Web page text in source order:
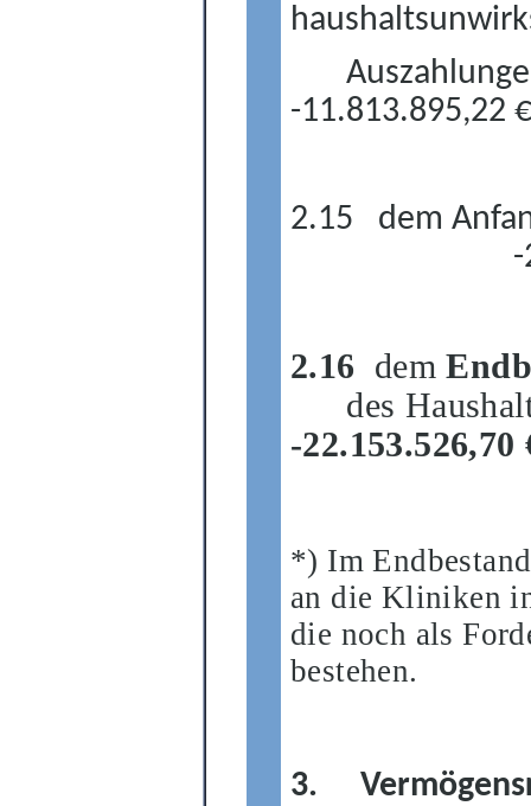
-11.813.895,22 €
2.15
dem
-
2.16 dem
des
-22.153.526,70
*) Im
an die Kliniken
die noch als
bestehen.
3.